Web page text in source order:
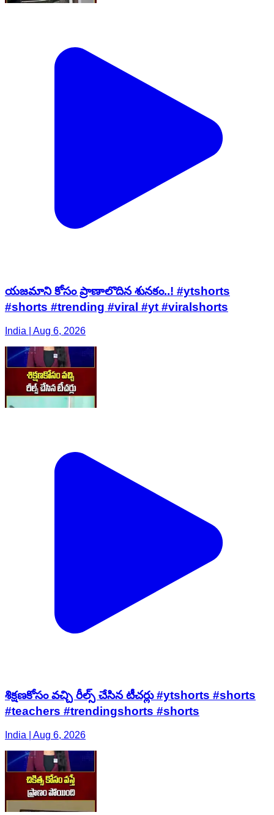
యజమాని కోసం ప్రాణాలొదిన శునకం..! #ytshorts
#shorts #trending #viral #yt #viralshorts
India | Aug 6, 2026
శిక్షణకోసం వచ్చి రీల్స్ చేసిన టీచర్లు #ytshorts #shorts
#teachers #trendingshorts #shorts
India | Aug 6, 2026